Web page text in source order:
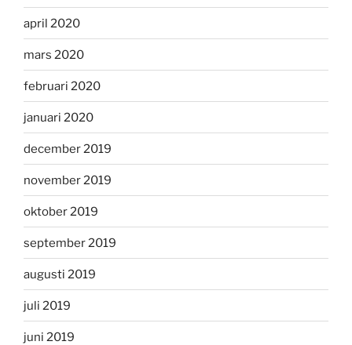
april 2020
mars 2020
februari 2020
januari 2020
december 2019
november 2019
oktober 2019
september 2019
augusti 2019
juli 2019
juni 2019